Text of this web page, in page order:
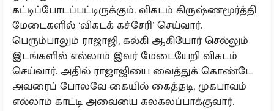
கட்டிப்போடப்பட்டிருக்கும். விகடம் கிருஷ்ணமூர்த்தி
மேடைகளில் ‘விகடக் கச்சேரி’ செய்வார்.
பெரும்பாலும் ராஜாஜி, கல்கி ஆகியோர் செல்லும்
இடங்களில் எல்லாம் இவர் மேடையேறி விகடம்
செய்வார். அதில் ராஜாஜியை வைத்துக் கொண்டே
அவரைப் போலவே கையில் கைத்தடி, முகபாவம்
எல்லாம் காட்டி அவையை கலகலப்பாக்குவார்.